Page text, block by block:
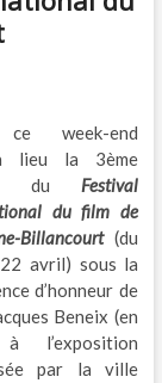
ce week-end
lieu la 3ème
du Festival
du film de
Billancourt (du
avril) sous la
d’honneur de
Beneix (en
l’exposition
par la ville